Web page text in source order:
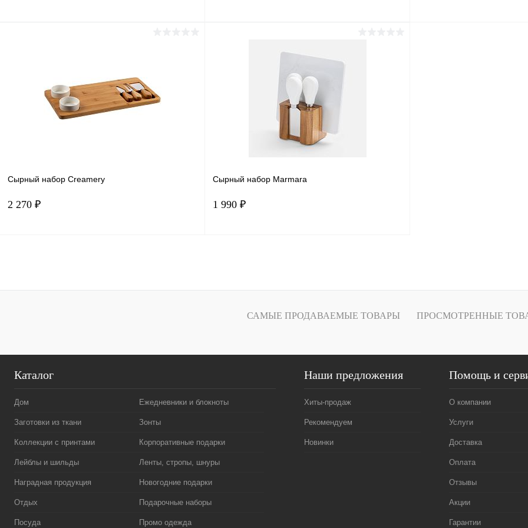
В избранное В наличии
Сырный набор Creamery
2 270 ₽
Сырный набор Marmara
1 990 ₽
САМЫЕ ПРОДАВАЕМЫЕ ТОВАРЫ ПРОСМОТРЕННЫЕ
Каталог
Дом Ежедневники и блокноты
Заготовки из ткани Зонты
Коллекции с принтами Корпоративные подарки
Лейблы и шильды Ленты, стропы, шнуры
Наградная продукция Новогодние подарки
Отдых Подарочные наборы
Посуда Промо одежда
Наши предложения
Хиты-продаж
Рекомендуем
Новинки
Помощь и
О компании
Услуги
Доставка
Оплата
Отзывы
Акции
Гарантии